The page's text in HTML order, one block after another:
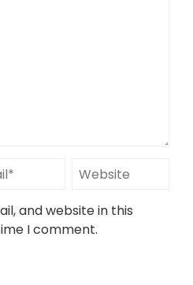
and website in this
I comment.